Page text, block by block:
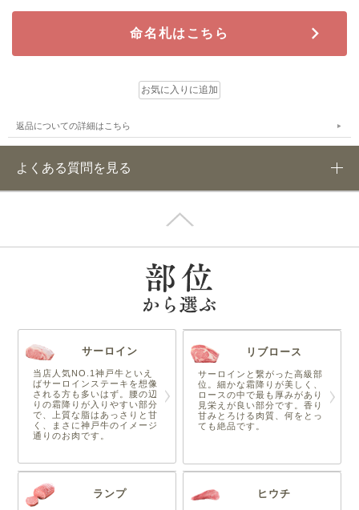
命名札はこちら
返品についての詳細はこちら
よくある質問を見る
サーロイン
当店人気NO.1神戸牛といえ
ばサーロインステーキを想像
される方も多いはず。腰の辺
りの霜降りが入りやすい部分
で、上質な脂はあっさりと甘
く、まさに神戸牛のイメージ
通りのお肉です。
リブロース
サーロインと繋がった高級部
位。細かな霜降りが美しく、
ロースの中で最も厚みがあり
見栄えが良い部分です。香り
甘みとろける肉質、何をとっ
ても絶品です。
ランプ ヒウチ